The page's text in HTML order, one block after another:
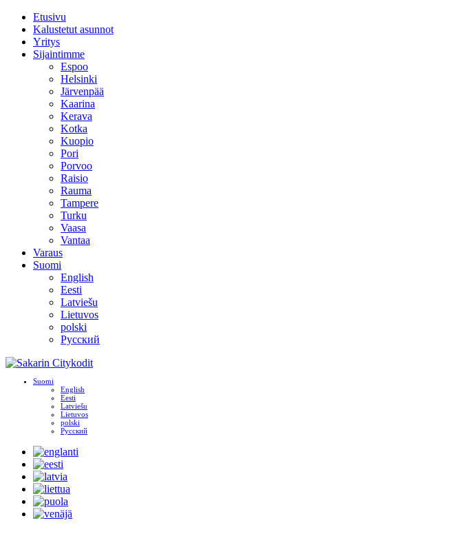
Etusivu
Kalustetut asunnot
Yritys
Sijaintimme
Espoo
Helsinki
Järvenpää
Kaarina
Kerava
Kotka
Kuopio
Pori
Porvoo
Raisio
Rauma
Tampere
Turku
Vaasa
Vantaa
Varaus
Suomi
English
Eesti
Latviešu
Lietuvos
polski
Русский
Suomi
English
Eesti
Latviešu
Lietuvos
polski
Русский